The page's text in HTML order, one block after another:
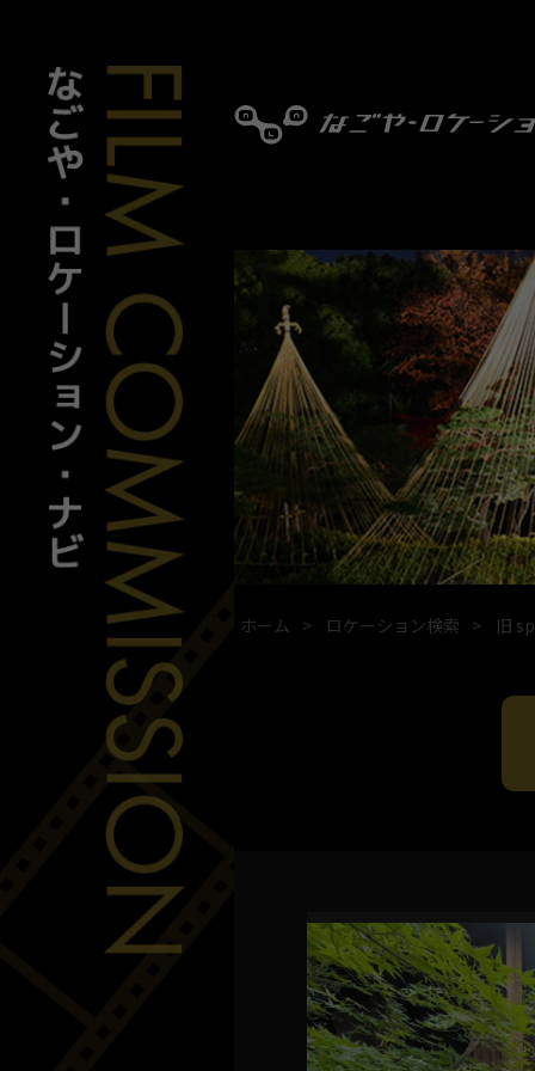
ホーム ロケーション検索 旧